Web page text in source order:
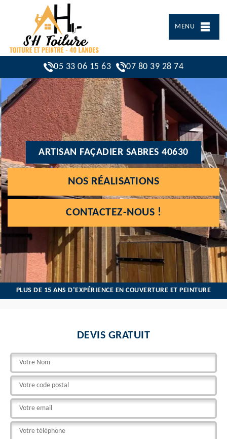
MENU
05 33 06 15 63 07 80 39 28 74
ARTISAN FAÇADIER SABRES 40630
NOS RÉALISATIONS
CONTACTEZ-NOUS !
PLUS DE 15 ANS D’EXPÉRIENCE EN COUVERTURE ET PEINTURE
DEVIS GRATUIT